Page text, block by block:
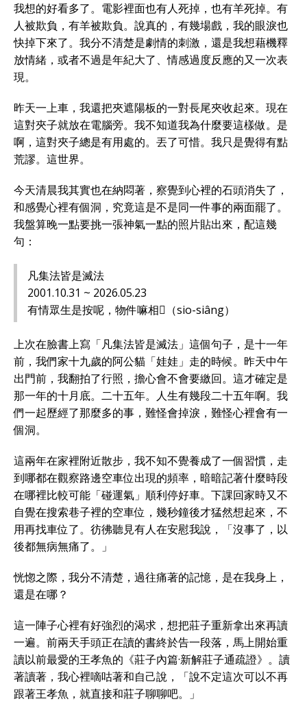
我想的好看多了。電影裡面也有人死掉，也有羊死掉。有
人被欺負，有羊被欺負。說真的，有幾場戲，我的眼淚也
快掉下來了。我分不清楚是劇情的刺激，還是我想藉機釋
放情緒，或者不過是年紀大了、情感過度反應的又一次表
現。
昨天一上車，我還把夾遮陽板的一對長尾夾收起來。現在
這對夾子就放在電腦旁。我不知道我為什麼要這樣做。是
啊，這對夾子總是有用處的。丟了可惜。我只是覺得有點
荒謬。這世界。
今天清晨我其實也在納悶著，察覺到心裡的石頭消失了，
和感覺心裡有個洞，究竟這是不是同一件事的兩面罷了。
我盤算晚一點要挑一張神氣一點的照片貼出來，配這幾
句：
凡集法皆是滅法
2001.10.31 ~ 2026.05.23
有情眾生是按呢，物件嘛相𫝛（sio-siâng）
上次在臉書上寫「凡集法皆是滅法」這個句子，是十一年
前，我們家十九歲的阿公貓「娃娃」走的時候。昨天中午
出門前，我翻拍了行照，擔心會不會要繳回。這才確定是
那一年的十月底。二十五年。人生有幾段二十五年啊。我
們一起歷經了那麼多的事，難怪會掉淚，難怪心裡會有一
個洞。
這兩年在家裡附近散步，我不知不覺養成了一個習慣，走
到哪都在觀察路邊空車位出現的頻率，暗暗記著什麼時段
在哪裡比較可能「碰運氣」順利停好車。下課回家時又不
自覺在搜索巷子裡的空車位，幾秒鐘後才猛然想起來，不
用再找車位了。彷彿聽見有人在安慰我說，「沒事了，以
後都無病無痛了。」
恍惚之際，我分不清楚，過往痛著的記憶，是在我身上，
還是在哪？
這一陣子心裡有好強烈的渴求，想把莊子重新拿出來再讀
一遍。前兩天手頭正在讀的書終於告一段落，馬上開始重
讀以前最愛的王孝魚的《莊子內篇·新解莊子通疏證》。讀
著讀著，我心裡嘀咕著和自己說，「說不定這次可以不再
跟著王孝魚，就直接和莊子聊聊吧。」